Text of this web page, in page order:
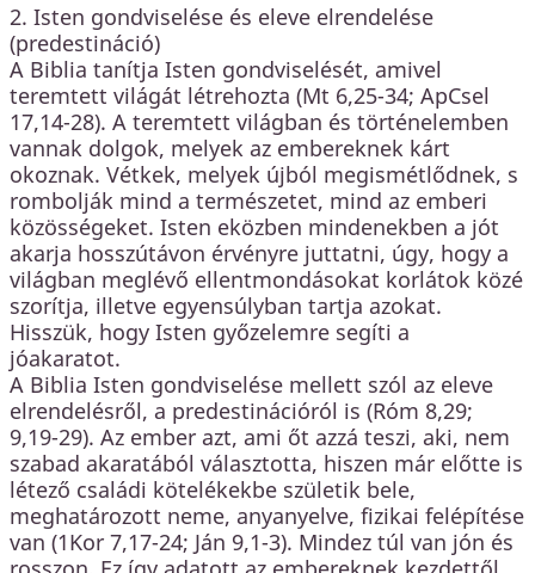
2. Isten gondviselése és eleve elrendelése
(predestináció)
A Biblia tanítja Isten gondviselését, amivel
teremtett világát létrehozta (Mt 6,25-34; ApCsel
17,14-28). A teremtett világban és történelemben
vannak dolgok, melyek az embereknek kárt
okoznak. Vétkek, melyek újból megismétlődnek, s
rombolják mind a természetet, mind az emberi
közösségeket. Isten eközben mindenekben a jót
akarja hosszútávon érvényre juttatni, úgy, hogy a
világban meglévő ellentmondásokat korlátok közé
szorítja, illetve egyensúlyban tartja azokat.
Hisszük, hogy Isten győzelemre segíti a
jóakaratot.
A Biblia Isten gondviselése mellett szól az eleve
elrendelésről, a predestinációról is (Róm 8,29;
9,19-29). Az ember azt, ami őt azzá teszi, aki, nem
szabad akaratából választotta, hiszen már előtte is
létező családi kötelékekbe születik bele,
meghatározott neme, anyanyelve, fizikai felépítése
van (1Kor 7,17-24; Ján 9,1-3). Mindez túl van jón és